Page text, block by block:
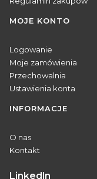
MOJE KONTO
Logowanie
Moje zamówienia
Przechowalnia
Ustawienia konta
INFORMACJE
O nas
Kontakt
Linkedln